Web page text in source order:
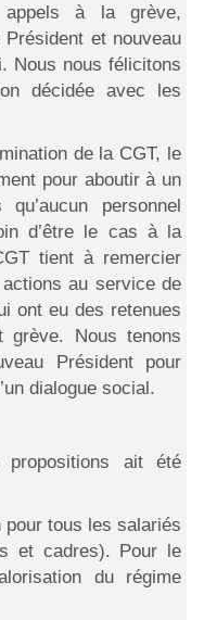
appels à la grève,
et nouveau
Nous nous félicitons
décidée avec les
de la CGT, le
pour aboutir à un
personnel
d’être le cas à la
tient à remercier
au service de
ont eu des retenues
Nous tenons
Président pour
dialogue social.
ait été
pour tous les salariés
et cadres). Pour le
du régime